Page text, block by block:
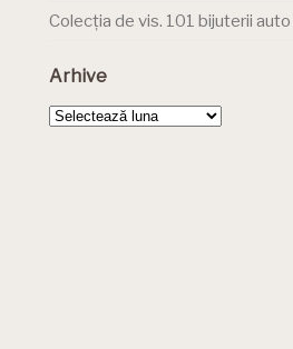
Colecția de vis. 101 bijuterii auto
Arhive
Arhive